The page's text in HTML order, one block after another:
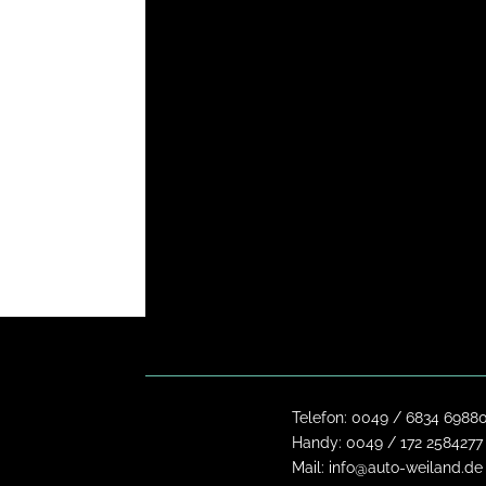
Telefon: 0049 / 6834
Handy: 0049 / 172 2584277
Mail: info@auto-weiland.de